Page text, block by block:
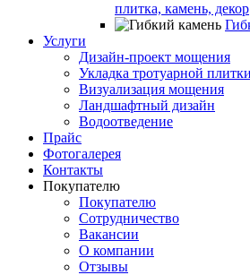
плитка, камень, декор
Услуги
Дизайн-проект мощения
Укладка тротуарной плитки
Визуализация мощения
Ландшафтный дизайн
Водоотведение
Прайс
Фотогалерея
Контакты
Покупателю
Покупателю
Сотрудничество
Вакансии
О компании
Отзывы